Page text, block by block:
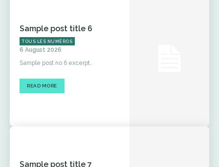
Sample post title 6
TOUS LES NUMÉROS
6 August 2026
Sample post no 6 excerpt.
READ MORE
Sample post title 7